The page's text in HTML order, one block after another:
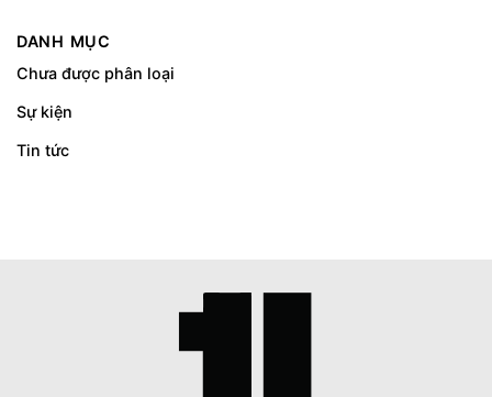
DANH MỤC
Chưa được phân loại
Sự kiện
Tin tức